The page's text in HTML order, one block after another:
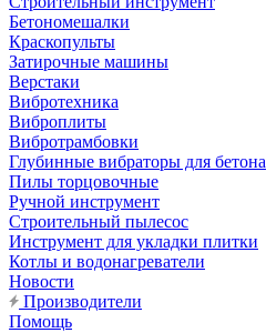
Бетономешалки
Краскопульты
Затирочные машины
Верстаки
Вибротехника
Виброплиты
Вибротрамбовки
Глубинные вибраторы для бетона
Пилы торцовочные
Ручной инструмент
Строительный пылесос
Инструмент для укладки плитки
Котлы и водонагреватели
Новости
Производители
Помощь